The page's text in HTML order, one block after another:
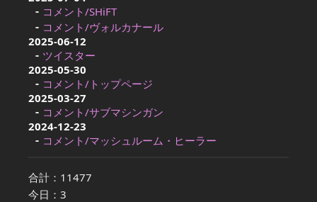
コメント/SHiFT
コメント/ヴォルカナール
2025-06-12
ツイスター
2025-05-30
コメント/トップページ
2025-03-27
コメント/サブマシンガン
2024-12-23
コメント/マッシュルーム・ヒーラー
合計：11477
今日：3